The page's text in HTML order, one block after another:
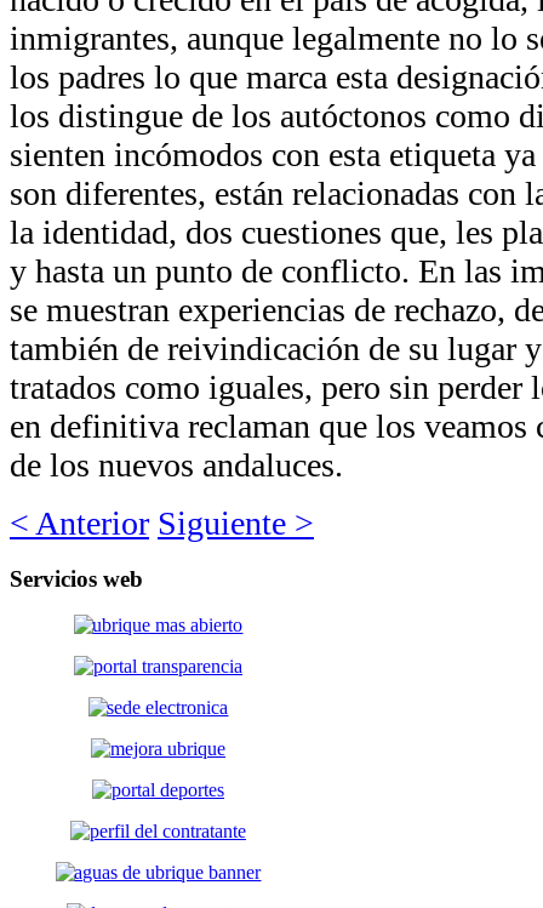
inmigrantes, aunque legalmente no lo
los padres lo que marca esta
los distingue de los autóctonos como
sienten incómodos con esta etiqueta
son diferentes, están relacionadas con
la identidad, dos cuestiones que, les
y hasta un punto de conflicto. En las
se muestran experiencias de rechazo,
también de reivindicación de su lugar
tratados como iguales, pero sin perder
en definitiva reclaman que los veamos
de los nuevos andaluces.
< Anterior Siguiente >
Servicios web